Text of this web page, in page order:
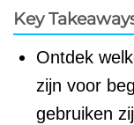
Key
Ontdek
zijn voor
gebruiken